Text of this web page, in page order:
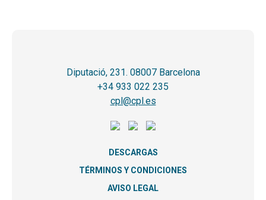
Diputació, 231. 08007 Barcelona
+34 933 022 235
cpl@cpl.es
DESCARGAS
TÉRMINOS Y CONDICIONES
AVISO LEGAL